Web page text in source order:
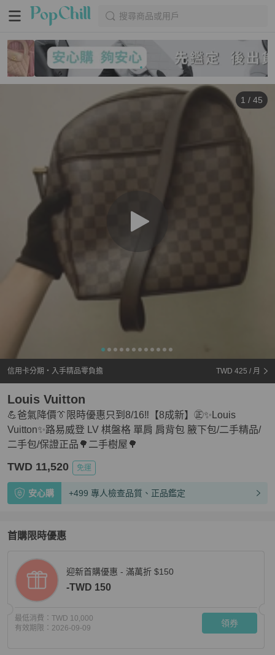
搜尋商品或用戶
1 / 45
信用卡分期・入手精品零負擔 TWD 425 / 月
💪爸氣降價👔限時優惠只到8/16‼️【8成新】㊣✨Louis
Vuitton✨路易威登 LV 棋盤格 單肩 肩背包 腋下包/二手精品/
二手包/保證正品🌳二手樹屋🌳
Louis Vuitton
TWD 11,520 免運
安心購 +499 專人檢查品質、正品鑑定
首購限時優惠
迎新首購優惠 - 滿萬折 $150
-TWD 150
最低消費： TWD 10,000
有效期限： 2026-09-09 領券